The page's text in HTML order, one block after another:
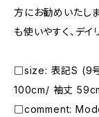
方にお勧めいたし
も使いやすく、デイ
□size: 表記S (9
100cm/ 袖丈
□comment: Model